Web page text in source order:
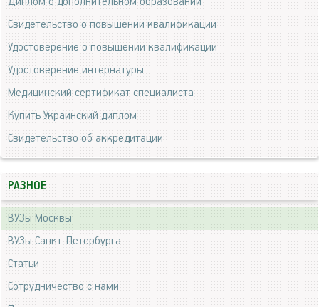
Свидетельство о повышении квалификации
Удостоверение о повышении квалификации
Удостоверение интернатуры
Медицинский сертификат специалиста
Купить Украинский диплом
Свидетельство об аккредитации
РАЗНОЕ
ВУЗы Москвы
ВУЗы Санкт-Петербурга
Статьи
Сотрудничество с нами